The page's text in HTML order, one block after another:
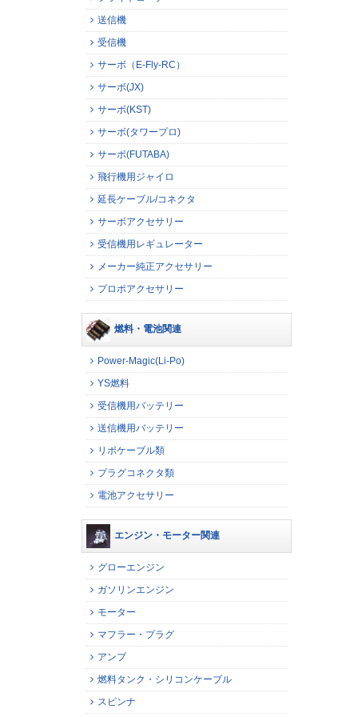
送信機
受信機
サーボ（E-Fly-RC）
サーボ(JX)
サーボ(KST)
サーボ(タワープロ)
サーボ(FUTABA)
飛行機用ジャイロ
延長ケーブル/コネクタ
サーボアクセサリー
受信機用レギュレーター
メーカー純正アクセサリー
プロポアクセサリー
燃料・電池関連
Power-Magic(Li-Po)
YS燃料
受信機用バッテリー
送信機用バッテリー
リポケーブル類
プラグコネクタ類
電池アクセサリー
エンジン・モーター関連
グローエンジン
ガソリンエンジン
モーター
マフラー・プラグ
アンプ
燃料タンク・シリコンケーブル
スピンナ